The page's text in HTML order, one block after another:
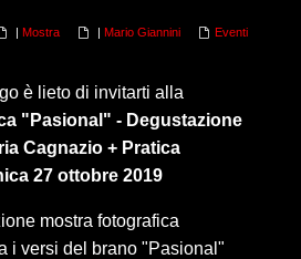
Eventi
|Mario Giannini
|Mostra
è lieto di invitarti alla
"Pasional" - Degustazione
Cagnazio + Pratica
27 ottobre 2019
mostra fotografica
i versi del brano "Pasional"